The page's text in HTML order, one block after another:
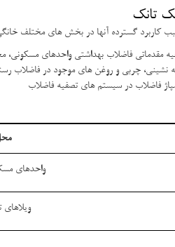
تانک
کاربرد گسترده آنها در بخش های مختلف
مقدماتی فاضلاب بهداشتی واحدهای مسکونی،
نشینی، چربی و روغن های موجود در فاضلاب
فاضلاب در سیستم های تصفیه فاضلاب
واحدهای